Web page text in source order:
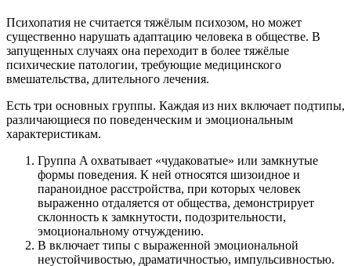
Психопатия не считается тяжёлым психозом, но может
существенно нарушать адаптацию человека в обществе. В
запущенных случаях она переходит в более тяжёлые
психические патологии, требующие медицинского
вмешательства, длительного лечения.
Есть три основных группы. Каждая из них включает подтипы,
различающиеся по поведенческим и эмоциональным
характеристикам.
Группа A охватывает «чудаковатые» или замкнутые
формы поведения. К ней относятся шизоидное и
параноидное расстройства, при которых человек
выраженно отдаляется от общества, демонстрирует
склонность к замкнутости, подозрительности,
эмоциональному отчуждению.
B включает типы с выраженной эмоциональной
неустойчивостью, драматичностью, импульсивностью.